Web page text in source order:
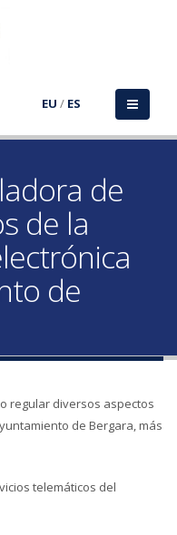
EU / ES
de
de la
de
regular diversos aspectos
de Bergara, más
telemáticos del